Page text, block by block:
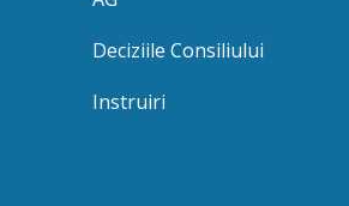
Deciziile Consiliului
Instruiri